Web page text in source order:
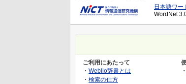
日本語ワー
WordNet
ご利用にあたって
・ Weblio辞書とは
・ 検索の仕方
・